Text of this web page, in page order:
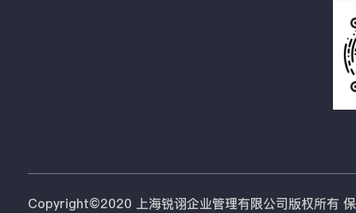
Copyright©2020 上海锐诩企业管理有限公司版权所有